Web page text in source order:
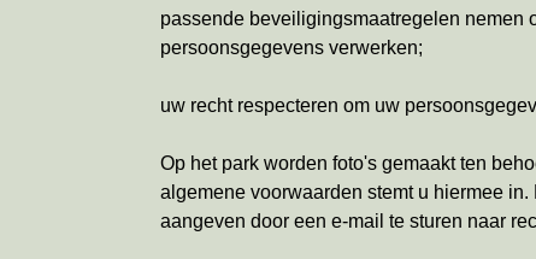
passende beveiligingsmaatregelen nemen
persoonsgegevens verwerken;
uw recht respecteren om uw
Op het park worden foto's gemaakt ten
algemene voorwaarden stemt u hiermee
aangeven door een e-mail te sturen naar